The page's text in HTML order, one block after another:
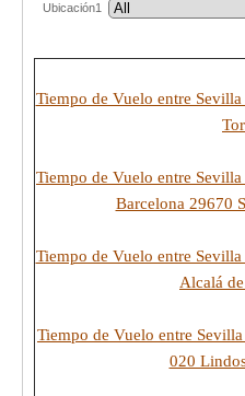
Ubicación1
Tiempo de Vuelo entre
Tiempo de Vuelo entre
Barcelona 29670
Tiempo de Vuelo entre
Alcalá
Tiempo de Vuelo entre
020